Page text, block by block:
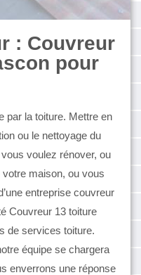
: Couvreur
pour
par la toiture. Mettre en
ou le nettoyage du
voulez rénover, ou
maison, ou vous
entreprise couvreur
Couvreur 13 toiture
de services toiture.
équipe se chargera
enverrons une réponse